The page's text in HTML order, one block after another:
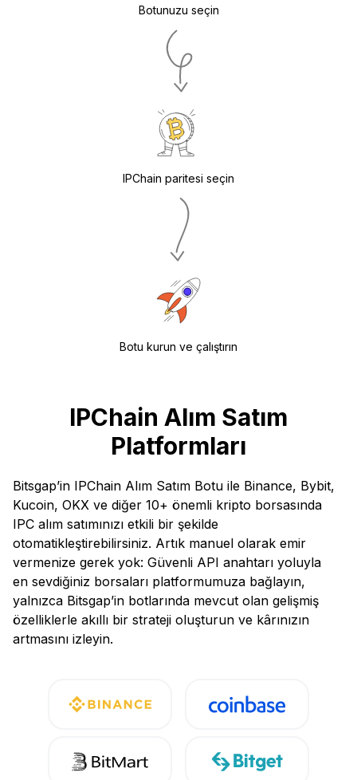
Botunuzu seçin
IPChain paritesi seçin
Botu kurun ve çalıştırın
IPChain Alım Satım
Platformları
Bitsgap’in IPChain Alım Satım Botu ile Binance, Bybit,
Kucoin, OKX ve diğer 10+ önemli kripto borsasında
IPC alım satımınızı etkili bir şekilde
otomatikleştirebilirsiniz. Artık manuel olarak emir
vermenize gerek yok: Güvenli API anahtarı yoluyla
en sevdiğiniz borsaları platformumuza bağlayın,
yalnızca Bitsgap’in botlarında mevcut olan gelişmiş
özelliklerle akıllı bir strateji oluşturun ve kârınızın
artmasını izleyin.